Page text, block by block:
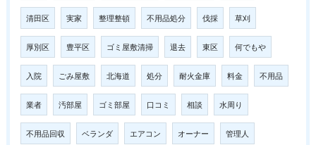
清田区 実家 整理整頓 不用品処分 伐採 草刈
厚別区 豊平区 ゴミ屋敷清掃 退去 東区 何でもや
入院 ごみ屋敷 北海道 処分 耐火金庫 料金 不用品
業者 汚部屋 ゴミ部屋 口コミ 相談 水周り
不用品回収 ベランダ エアコン オーナー 管理人